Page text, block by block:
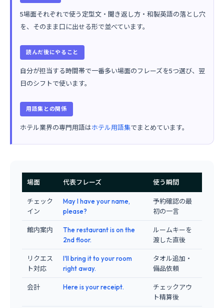
5場面それぞれで使う定型文・聞き返し方・和製英語の落とし穴
を、そのまま口に出せる形で並べています。
読んだ後にやること
自分が担当する時間帯で一番多い場面のフレーズを5つ選び、翌
日のシフトで使います。
用語集との関係
ホテル業界の専門用語はホテル用語集でまとめています。
場面 代表フレーズ 使う瞬間
チェック
イン
May I have your name,
please?
予約確認の最
初の一言
館内案内
The restaurant is on the
2nd floor.
ルームキーを
渡した直後
リクエス
ト対応
I'll bring it to your room
right away.
タオル追加・
備品依頼
会計 Here is your receipt.
チェックアウ
ト精算後